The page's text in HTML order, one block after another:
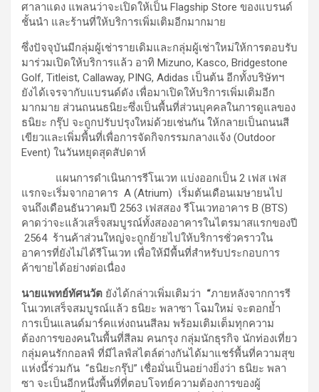
ศาลาแดง แพลนว่าจะเปิดให้เป็น Flagship Store ของแบรนด์
ชั้นนำ และร้านที่ให้บริการเพิ่มเติมอีกมากมาย
ซึ่งปัจจุบันมีกลุ่มผู้เช่ารายเดิมและกลุ่มผู้เช่าใหม่ให้การตอบรับ
มาร่วมเปิดให้บริการแล้ว อาทิ Mizuno, Kasco, Bridgestone
Golf, Titleist, Callaway, PING, Adidas เป็นต้น อีกทั้งบริษัทฯ
ยังได้เจรจากับแบรนด์ดัง เพื่อมาเปิดให้บริการเพิ่มเติมอีก
มากมาย ส่วนถนนธนิยะซึ่งเป็นพื้นที่ส่วนบุคคลในการดูแลของ
ธนิยะ กรุ๊ป จะถูกปรับปรุงใหม่ด้วยเช่นกัน ให้กลายเป็นถนนสี
เขียวและเพิ่มพื้นที่เพื่อการจัดกิจกรรมกลางแจ้ง (Outdoor
Event) ในวันหยุดสุดสัปดาห์
แผนการดำเนินการรีโนเวท แบ่งออกเป็น 2 เฟส เฟส
แรกจะเริ่มจากอาคาร A (Atrium) เริ่มต้นเดือนเมษายนไป
จนถึงเดือนธันวาคมปี 2563 เฟสสอง รีโนเวทอาคาร B (BTS)
คาดว่าจะแล้วเสร็จสมบูรณ์ทั้งสองอาคารในไตรมาสแรกของปี
2564 ร้านค้าส่วนใหญ่จะถูกย้ายไปให้บริการชั่วคราวใน
อาคารที่ยังไม่ได้รีโนเวท เพื่อให้มีพื้นที่สำหรับประกอบการ
ค้าขายได้อย่างต่อเนื่อง
นายแพทย์ทัศนวัต ยังได้กล่าวเพิ่มเติมว่า “ภายหลังจากการรี
โนเวทเสร็จสมบูรณ์แล้ว ธนิยะ พลาซา โฉมใหม่ จะตอกย้ำ
การเป็นแลนด์มาร์คแห่งถนนสีลม พร้อมเติมเต็มทุกความ
ต้องการของคนในพื้นที่สีลม คนกรุง กลุ่มนักธุรกิจ นักท่องเที่ยว
กลุ่มคนรักกอลฟ์ ที่มีไลฟ์สไตล์ต่างกันได้มาแชร์พื้นที่ความสุข
แห่งนี้ร่วมกัน “ธนิยะกรุ๊ป” เชื่อมั่นเป็นอย่างยิ่งว่า ธนิยะ พลา
ซา จะเป็นอีกหนึ่งพื้นที่ที่ตอบโจทย์ความต้องการของผู้